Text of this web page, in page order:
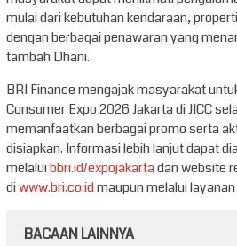
mulai dari kebutuhan kendaraan,
dengan berbagai penawaran yang
tambah Dhani.
BRI Finance mengajak masyarakat
Consumer Expo 2026 Jakarta di JICC
memanfaatkan berbagai promo serta
disiapkan. Informasi lebih lanjut dapat
melaluibbri.id/expojakartadan website
diwww.bri.co.idmaupun melalui layanan
BACAAN LAINNYA